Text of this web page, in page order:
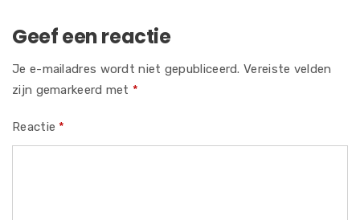
Geef een reactie
Je e-mailadres wordt niet gepubliceerd. Vereiste velden
zijn gemarkeerd met *
Reactie *